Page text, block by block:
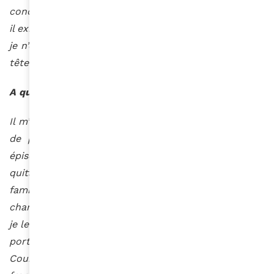
conduite en prison pour femmes. Au sein des camps,
il existe des prisons pour femmes. A l’issue de ce viol,
je n’étais pas enceinte, mais je n’avais qu’une idée en
tête partir de Tindouf.
A quel moment vous décidez de porter plainte?
Il m’a fallu 3 ans pour trouver le courage et la force
de porter plainte. Je devais raconter, revivre cet
épisode que j’ai essayé d’occulter. J’avais réussi à
quitter Tindouf. Je me suis installée en Espagne. Ma
famille d’accueil a tout de suite noté des
changements dans mon comportement. J’ai craqué,
je leur ai raconté. Cette famille m’a encouragé aussi à
porter plainte. J’ai déposé plainte auprès de la Haute
Cour de justice espagnole. Une première étape de